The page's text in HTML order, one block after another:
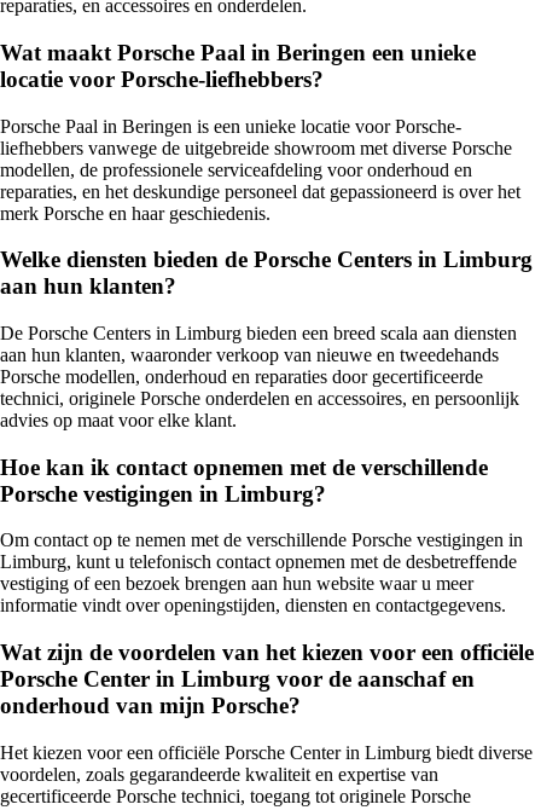
reparaties, en accessoires en onderdelen.
Wat maakt Porsche Paal in Beringen een unieke
locatie voor Porsche-liefhebbers?
Porsche Paal in Beringen is een unieke locatie voor Porsche-
liefhebbers vanwege de uitgebreide showroom met diverse Porsche
modellen, de professionele serviceafdeling voor onderhoud en
reparaties, en het deskundige personeel dat gepassioneerd is over het
merk Porsche en haar geschiedenis.
Welke diensten bieden de Porsche Centers in Limburg
aan hun klanten?
De Porsche Centers in Limburg bieden een breed scala aan diensten
aan hun klanten, waaronder verkoop van nieuwe en tweedehands
Porsche modellen, onderhoud en reparaties door gecertificeerde
technici, originele Porsche onderdelen en accessoires, en persoonlijk
advies op maat voor elke klant.
Hoe kan ik contact opnemen met de verschillende
Porsche vestigingen in Limburg?
Om contact op te nemen met de verschillende Porsche vestigingen in
Limburg, kunt u telefonisch contact opnemen met de desbetreffende
vestiging of een bezoek brengen aan hun website waar u meer
informatie vindt over openingstijden, diensten en contactgegevens.
Wat zijn de voordelen van het kiezen voor een officiële
Porsche Center in Limburg voor de aanschaf en
onderhoud van mijn Porsche?
Het kiezen voor een officiële Porsche Center in Limburg biedt diverse
voordelen, zoals gegarandeerde kwaliteit en expertise van
gecertificeerde Porsche technici, toegang tot originele Porsche